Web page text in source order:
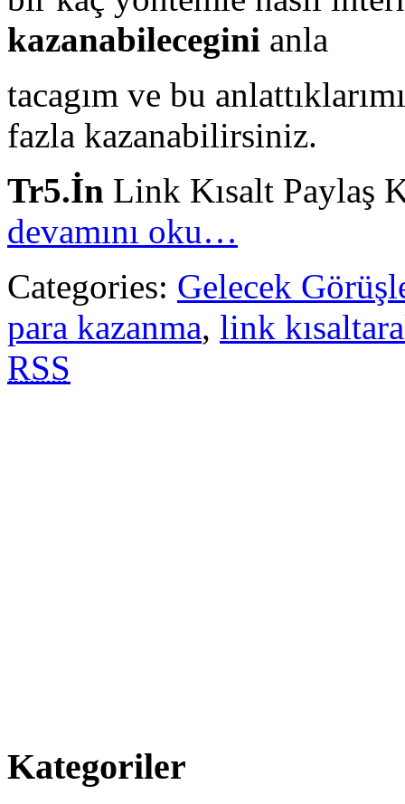
kazanabilecegini anla
tacagım ve bu
fazla kazanabilirsiniz.
Tr5.İn Link Kısalt Paylaş
devamını oku…
Categories: Gelecek
para kazanma, link
RSS
Kategoriler